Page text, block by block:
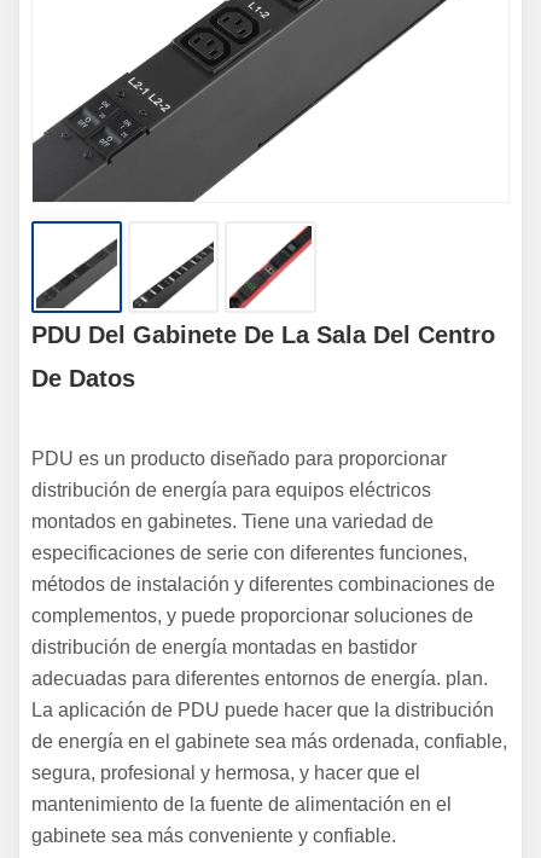
PDU Del Gabinete De La Sala Del Centro
De Datos
PDU es un producto diseñado para proporcionar
distribución de energía para equipos eléctricos
montados en gabinetes. Tiene una variedad de
especificaciones de serie con diferentes funciones,
métodos de instalación y diferentes combinaciones de
complementos, y puede proporcionar soluciones de
distribución de energía montadas en bastidor
adecuadas para diferentes entornos de energía. plan.
La aplicación de PDU puede hacer que la distribución
de energía en el gabinete sea más ordenada, confiable,
segura, profesional y hermosa, y hacer que el
mantenimiento de la fuente de alimentación en el
gabinete sea más conveniente y confiable.